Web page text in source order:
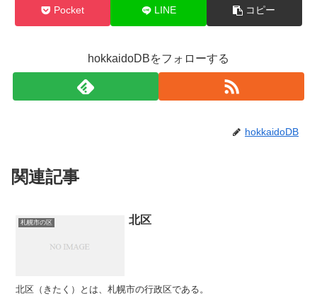
Pocket LINE コピー
hokkaidoDBをフォローする
hokkaidoDB
関連記事
札幌市の区 北区
北区（きたく）とは、札幌市の行政区である。